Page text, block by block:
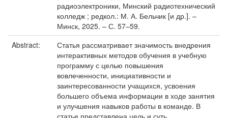
радиоэлектроники, Минский радиотехнический
колледж ; редкол.: М. А. Бельчик [и др.]. –
Минск, 2025. – С. 57–59.
Abstract:
Статья рассматривает значимость внедрения
интерактивных методов обучения в учебную
программу с целью повышения
вовлеченности, инициативности и
заинтересованности учащихся, усвоения
большего объема информации в ходе занятия
и улучшения навыков работы в команде. В
статье представлена цель и суть